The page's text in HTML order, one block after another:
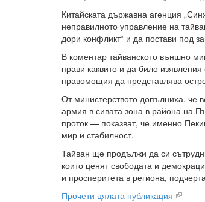
Китайската държавна агенция
неправилното управление на
дори конфликт“ и да постави под
В коментар тайванското външно
прави каквито и да било
правомощия да представлява
От министерството допълниха, че
армия в сивата зона в района на
проток — показват, че именно
мир и стабилност.
Тайван ще продължи да си
които ценят свободата и
и просперитета в региона,
Прочети цялата публикация